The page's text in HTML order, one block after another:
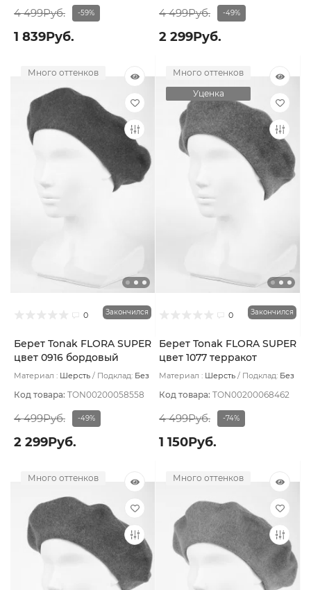
4 499Руб. -59%
1 839Руб.
4 499Руб. -49%
2 299Руб.
Много оттенков
0 Закончился
Берет Tonak FLORA SUPER
цвет 0916 бордовый
Материал : Шерсть Подклад: Без
Код товара: TON00200058558
4 499Руб. -49%
2 299Руб.
Много оттенков
Уценка
0 Закончился
Берет Tonak FLORA SUPER
цвет 1077 терракот
Материал : Шерсть Подклад: Без
Код товара: TON00200068462
4 499Руб. -74%
1 150Руб.
Много оттенков Много оттенков